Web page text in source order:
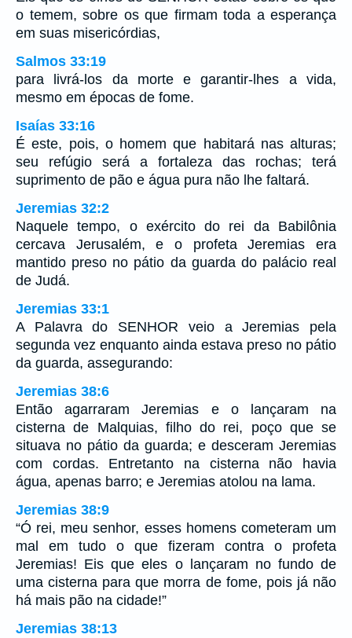
o temem, sobre os que firmam toda a esperança
em suas misericórdias,
Salmos 33:19
para livrá-los da morte e garantir-lhes a vida,
mesmo em épocas de fome.
Isaías 33:16
É este, pois, o homem que habitará nas alturas;
seu refúgio será a fortaleza das rochas; terá
suprimento de pão e água pura não lhe faltará.
Jeremias 32:2
Naquele tempo, o exército do rei da Babilônia
cercava Jerusalém, e o profeta Jeremias era
mantido preso no pátio da guarda do palácio real
de Judá.
Jeremias 33:1
A Palavra do SENHOR veio a Jeremias pela
segunda vez enquanto ainda estava preso no pátio
da guarda, assegurando:
Jeremias 38:6
Então agarraram Jeremias e o lançaram na
cisterna de Malquias, filho do rei, poço que se
situava no pátio da guarda; e desceram Jeremias
com cordas. Entretanto na cisterna não havia
água, apenas barro; e Jeremias atolou na lama.
Jeremias 38:9
“Ó rei, meu senhor, esses homens cometeram um
mal em tudo o que fizeram contra o profeta
Jeremias! Eis que eles o lançaram no fundo de
uma cisterna para que morra de fome, pois já não
há mais pão na cidade!”
Jeremias 38:13